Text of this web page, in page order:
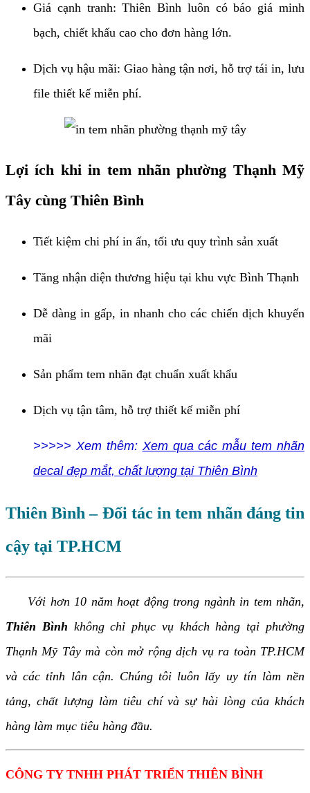
Giá cạnh tranh: Thiên Bình luôn có báo giá minh
bạch, chiết khấu cao cho đơn hàng lớn.
Dịch vụ hậu mãi: Giao hàng tận nơi, hỗ trợ tái in, lưu
file thiết kế miễn phí.
Lợi ích khi in tem nhãn phường Thạnh Mỹ
Tây cùng Thiên Bình
Tiết kiệm chi phí in ấn, tối ưu quy trình sản xuất
Tăng nhận diện thương hiệu tại khu vực Bình Thạnh
Dễ dàng in gấp, in nhanh cho các chiến dịch khuyến
mãi
Sản phẩm tem nhãn đạt chuẩn xuất khẩu
Dịch vụ tận tâm, hỗ trợ thiết kế miễn phí
>>>>> Xem thêm: Xem qua các mẫu tem nhãn
decal đẹp mắt, chất lượng tại Thiên Bình
Thiên Bình – Đối tác in tem nhãn đáng tin
cậy tại TP.HCM
Với hơn 10 năm hoạt động trong ngành in tem nhãn,
Thiên Bình không chỉ phục vụ khách hàng tại phường
Thạnh Mỹ Tây mà còn mở rộng dịch vụ ra toàn TP.HCM
và các tỉnh lân cận. Chúng tôi luôn lấy uy tín làm nền
tảng, chất lượng làm tiêu chí và sự hài lòng của khách
hàng làm mục tiêu hàng đầu.
CÔNG TY TNHH PHÁT TRIỂN THIÊN BÌNH